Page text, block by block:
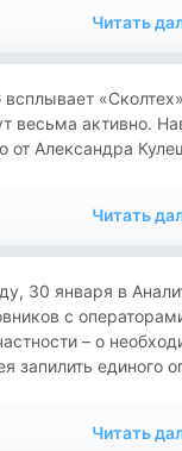
Читать
весьма активно.
от Александра
Читать
30 января в
с
– о
запилить единого
Читать